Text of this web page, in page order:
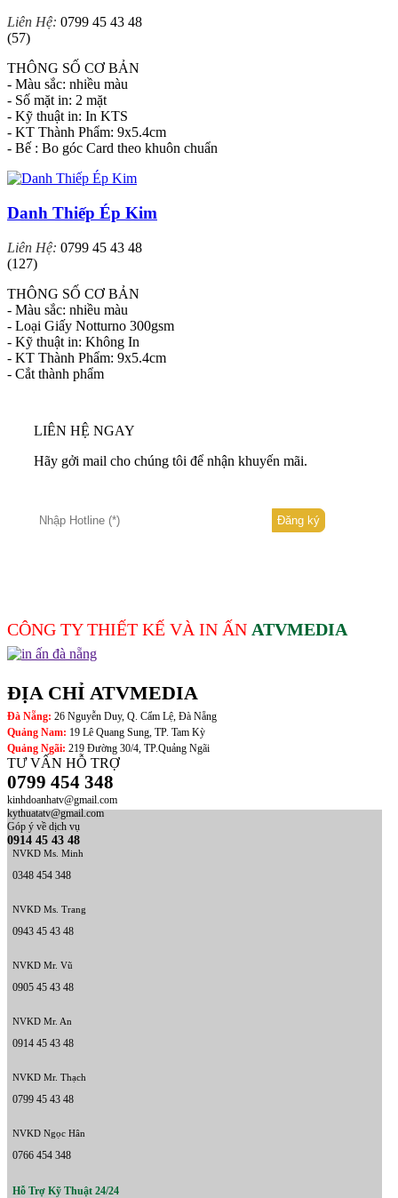
Liên Hệ: 0799 45 43 48
(57)
THÔNG SỐ CƠ BẢN
- Màu sắc: nhiều màu
- Số mặt in: 2 mặt
- Kỹ thuật in: In KTS
- KT Thành Phẩm: 9x5.4cm
- Bế : Bo góc Card theo khuôn chuẩn
Danh Thiếp Ép Kim
Liên Hệ: 0799 45 43 48
(127)
THÔNG SỐ CƠ BẢN
- Màu sắc: nhiều màu
- Loại Giấy Notturno 300gsm
- Kỹ thuật in: Không In
- KT Thành Phẩm: 9x5.4cm
- Cắt thành phẩm
LIÊN HỆ NGAY
Hãy gởi mail cho chúng tôi để nhận khuyến mãi.
CÔNG TY THIẾT KẾ VÀ IN ẤN ATVMEDIA
ĐỊA CHỈ ATVMEDIA
Đà Nẵng: 26 Nguyễn Duy, Q. Cẩm Lệ, Đà Nẵng
Quảng Nam: 19 Lê Quang Sung, TP. Tam Kỳ
Quảng Ngãi: 219 Đường 30/4, TP.Quảng Ngãi
TƯ VẤN HỖ TRỢ
0799 454 348
kinhdoanhatv@gmail.com
kythuatatv@gmail.com
Góp ý về dịch vụ
0914 45 43 48
NVKD Ms. Minh
0348 454 348
NVKD Ms. Trang
0943 45 43 48
NVKD Mr. Vũ
0905 45 43 48
NVKD Mr. An
0914 45 43 48
NVKD Mr. Thạch
0799 45 43 48
NVKD Ngọc Hân
0766 454 348
Hỗ Trợ Kỹ Thuật 24/24